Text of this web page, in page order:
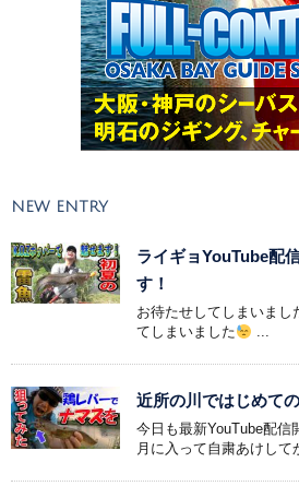
NEW ENTRY
ライギョYouTube配
す！
お待たせしてしまいま
てしまいました
...
近所の川ではじめて
今日も最新YouTube配信
月に入って自粛あけして